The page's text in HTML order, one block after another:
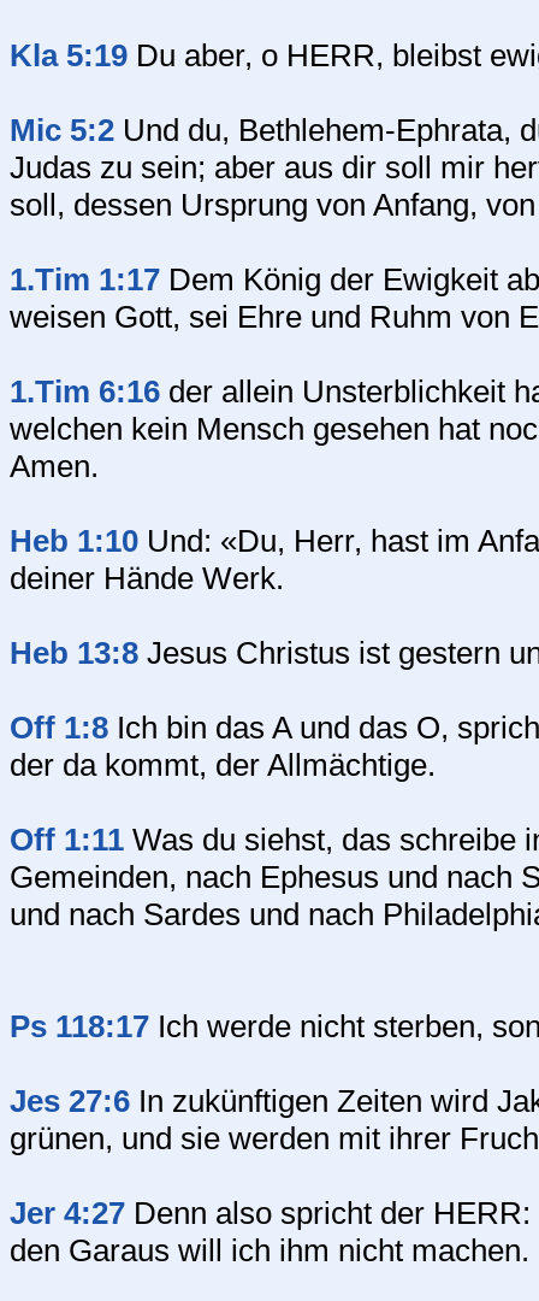
Kla 5:19 Du aber, o HERR, bleibst
Mic 5:2 Und du, Bethlehem-Ephrata,
Judas zu sein; aber aus dir soll mir
soll, dessen Ursprung von Anfang,
1.Tim 1:17 Dem König der Ewigkeit
weisen Gott, sei Ehre und Ruhm von
1.Tim 6:16 der allein Unsterblichkeit
welchen kein Mensch gesehen hat
Amen.
Heb 1:10 Und: «Du, Herr, hast im
deiner Hände Werk.
Heb 13:8 Jesus Christus ist gestern
Off 1:8 Ich bin das A und das O,
der da kommt, der Allmächtige.
Off 1:11 Was du siehst, das schreibe
Gemeinden, nach Ephesus und nach
und nach Sardes und nach
Ps 118:17 Ich werde nicht sterben,
Jes 27:6 In zukünftigen Zeiten wird
grünen, und sie werden mit ihrer
Jer 4:27 Denn also spricht der
den Garaus will ich ihm nicht machen.